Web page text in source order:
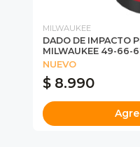
MILWAUKEE
DADO DE IMPACTO
MILWAUKEE 49-66-
NUEVO
$ 8.990